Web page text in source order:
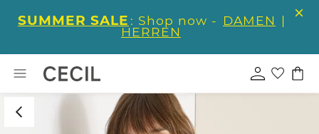
SUMMER SALE : Shop now - DAMEN |
HERREN